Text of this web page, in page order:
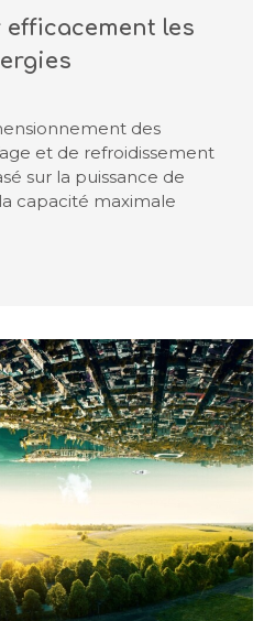
les
des
et de refroidissement
sur la puissance de
capacité maximale